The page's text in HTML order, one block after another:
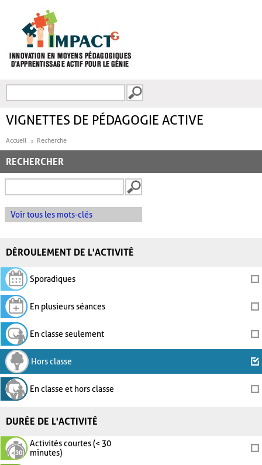
FORMULAIRE DE
VIGNETTES DE PÉDAGOGIE ACTIVE
Accueil Recherche
RECHERCHER
Voir tous les mots-clés
DÉROULEMENT DE L'ACTIVITÉ
Sporadiques
En plusieurs séances
En classe seulement
Hors classe
En classe et hors classe
DURÉE DE L'ACTIVITÉ
Activités courtes (< 30
minutes)